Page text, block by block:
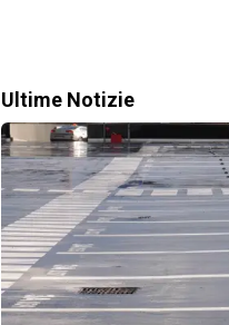
Ultime Notizie